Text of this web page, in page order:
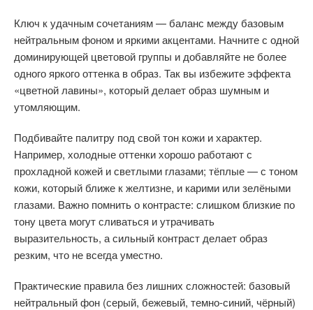
Ключ к удачным сочетаниям — баланс между базовым
нейтральным фоном и яркими акцентами. Начните с одной
доминирующей цветовой группы и добавляйте не более
одного яркого оттенка в образ. Так вы избежите эффекта
«цветной лавины», который делает образ шумным и
утомляющим.
Подбивайте палитру под свой тон кожи и характер.
Например, холодные оттенки хорошо работают с
прохладной кожей и светлыми глазами; тёплые — с тоном
кожи, который ближе к желтизне, и карими или зелёными
глазами. Важно помнить о контрасте: слишком близкие по
тону цвета могут сливаться и утрачивать
выразительность, а сильный контраст делает образ
резким, что не всегда уместно.
Практические правила без лишних сложностей: базовый
нейтральный фон (серый, бежевый, темно-синий, чёрный)